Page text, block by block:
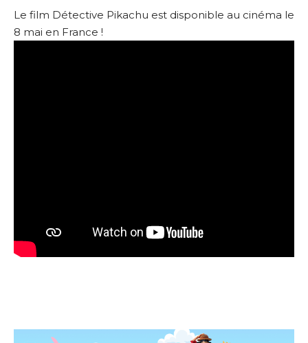
Le film Détective Pikachu est disponible au cinéma le
8 mai en France !